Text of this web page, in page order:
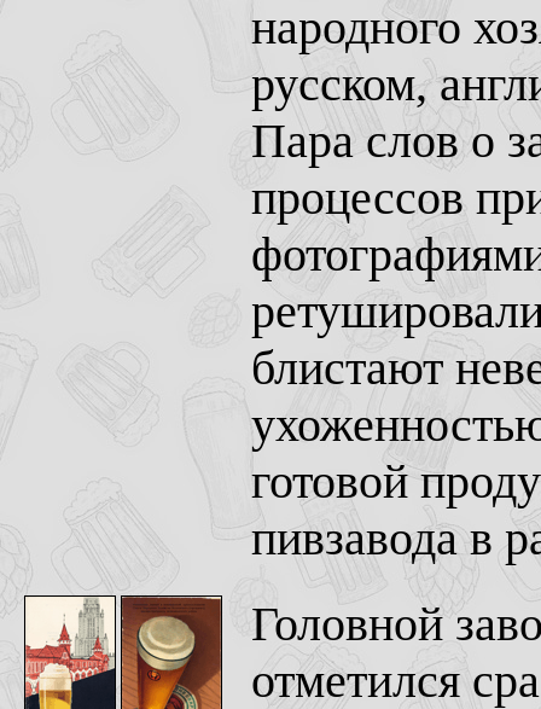
народного
русском,
Пара слов о
процессов
блистают
готовой
пивзавода в
Головной
отметился